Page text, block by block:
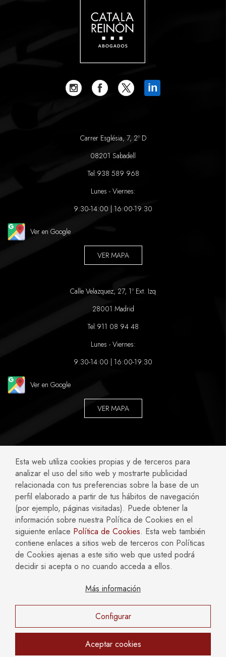
in
Carrer Església, 7, 2º D
08201 Sabadell
Tel:938 589 968
Lunes - Viernes:
9:30-14:00 | 16:00-19:30
Ver en Google
VER MAPA
Calle Velazquez, 27, 1º Ext. Izq
28001 Madrid
Tel:911 08 94 48
Lunes - Viernes:
9:30-14:00 | 16:00-19:30
Ver en Google
VER MAPA
ABOGADOS ESPECIALIZADOS EN:
Accidentes y Negligencias
Civil
Compliance
Concursal
Empresas
Familia
Fiscal
Hipotecario y Bancario
Inmobiliario y Construcción
Laboral
Mercantil y Societario
Penal
AVISO LEGAL
POLÍTICA DE COOKIES
Copyright © 2026 Català Reinón Abogados. Todos los
derechos reservados.
Esta web utiliza cookies propias y de terceros para
analizar el uso del sitio web y mostrarte publicidad
relacionada con tus preferencias sobre la base de un
perfil elaborado a partir de tus hábitos de navegación
(por ejemplo, páginas visitadas). Puede obtener la
información sobre nuestra Política de Cookies en el
siguiente enlace Política de Cookies. Esta web también
contiene enlaces a sitios web de terceros con Políticas
de Cookies ajenas a este sitio web que usted podrá
decidir si acepta o no cuando acceda a ellos.
Más información
Configurar
Aceptar cookies